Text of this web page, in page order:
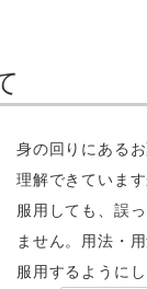
身の回りにある
理解できていま
服用しても、誤
ません。用法・
服用するようにし